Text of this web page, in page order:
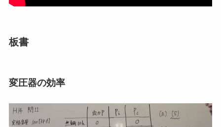
板書
変圧器の効率